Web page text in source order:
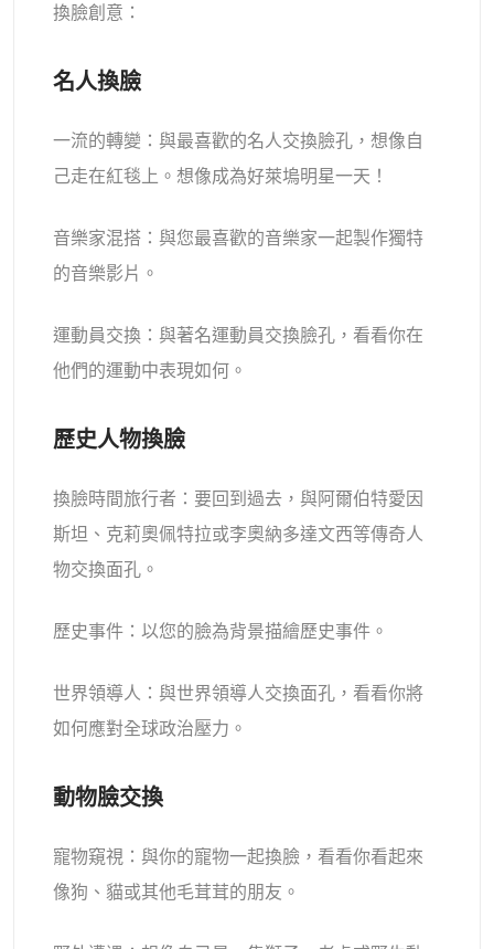
換臉創意：
名人換臉
一流的轉變：與最喜歡的名人交換臉孔，想像自
己走在紅毯上。想像成為好萊塢明星一天！
音樂家混搭：與您最喜歡的音樂家一起製作獨特
的音樂影片。
運動員交換：與著名運動員交換臉孔，看看你在
他們的運動中表現如何。
歷史人物換臉
換臉時間旅行者：要回到過去，與阿爾伯特愛因
斯坦、克莉奧佩特拉或李奧納多達文西等傳奇人
物交換面孔。
歷史事件：以您的臉為背景描繪歷史事件。
世界領導人：與世界領導人交換面孔，看看你將
如何應對全球政治壓力。
動物臉交換
寵物窺視：與你的寵物一起換臉，看看你看起來
像狗、貓或其他毛茸茸的朋友。